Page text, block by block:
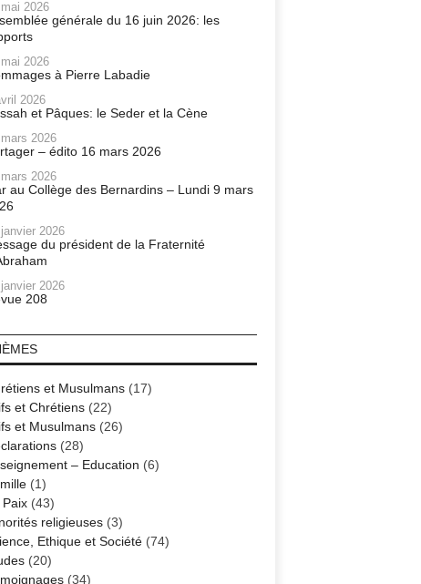
2026
générale du 16 juin 2026: les
2026
à Pierre Labadie
2026
et Pâques: le Seder et la Cène
2026
– édito 16 mars 2026
2026
au Collège des Bernardins – Lundi 9 mars
2026
du président de la Fraternité
2026
208
et Musulmans(17)
et Chrétiens(22)
et Musulmans(26)
(28)
– Education (6)
(1)
Paix(43)
religieuses(3)
Ethique et Société(74)
(20)
(34)